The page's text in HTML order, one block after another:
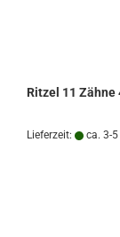
Ritzel 11 Zähne
Lieferzeit: ca. 3-